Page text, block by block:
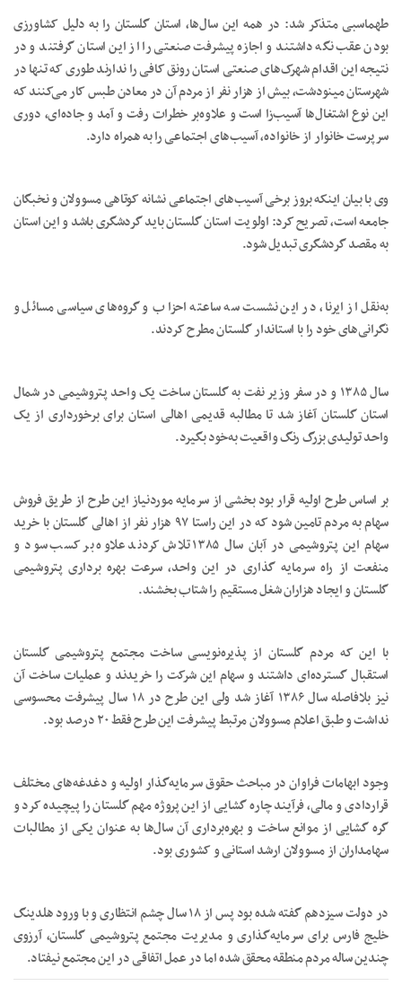
طهماسبی متذکر شد: در همه این سال‌ها، استان گلستان را به دلیل کشاورزی
بودن عقب نگه داشتند و اجازه پیشرفت صنعتی را از این استان گرفتند و در
نتیجه این اقدام شهرک‌های صنعتی استان رونق کافی را ندارند طوری که تنها در
شهرستان مینودشت، بیش از هزار نفر از مردم آن در معادن طبس کار می‌کنند که
این نوع اشتغال‌ها آسیب‌زا است و علاوه‌بر خطرات رفت و آمد و جاده‌ای، دوری
سرپرست خانوار از خانواده، آسیب‌های اجتماعی را به همراه دارد.
وی با بیان اینکه بروز برخی آسیب‌های اجتماعی نشانه کوتاهی مسوولان و نخبگان
جامعه است، تصریح کرد: اولویت استان گلستان باید گردشگری باشد و این استان
به مقصد گردشگری تبدیل شود.
به‌نقل از ایرنا، در این نشست سه ساعته احزاب و گروه‌های سیاسی مسائل و
نگرانی‌های خود را با استاندار گلستان مطرح کردند.
سال ۱۳۸۵ و در سفر وزیر نفت به گلستان ساخت یک واحد پتروشیمی در شمال
استان گلستان آغاز شد تا مطالبه قدیمی اهالی استان برای برخورداری از یک
واحد تولیدی بزرگ رنگ واقعیت به‌خود بگیرد.
بر اساس طرح اولیه قرار بود بخشی از سرمایه موردنیاز این طرح از طریق فروش
سهام به مردم تامین شود که در این راستا ۹۷ هزار نفر از اهالی گلستان با خرید
سهام این پتروشیمی در آبان سال ۱۳۸۵ تلاش کردند علاوه بر کسب سود و
منفعت از راه سرمایه گذاری در این واحد، سرعت بهره برداری پتروشیمی
گلستان و ایجاد هزاران شغل مستقیم را شتاب بخشند.
با این که مردم گلستان از پذیره‌نویسی ساخت مجتمع پتروشیمی گلستان
استقبال گسترده‌ای داشتند و سهام این شرکت را خریدند و عملیات ساخت آن
نیز بلافاصله سال ۱۳۸۶ آغاز شد ولی این طرح در ۱۸ سال پیشرفت محسوسی
نداشت و طبق اعلام مسوولان مرتبط پیشرفت این طرح فقط ۲۰ درصد بود.
وجود ابهامات فراوان در مباحث حقوق سرمایه‌گذار اولیه و دغدغه‌های مختلف
قراردادی و مالی، فرآیند چاره گشایی از این پروژه مهم گلستان را پیچیده کرد و
گره گشایی از موانع ساخت و بهره‌برداری آن سال‌ها به عنوان یکی از مطالبات
سهامداران از مسوولان ارشد استانی و کشوری بود.
در دولت سیزدهم گفته شده بود پس از ۱۸ سال چشم انتظاری و با ورود هلدینگ
خلیج فارس برای سرمایه‌گذاری و مدیریت مجتمع پتروشیمی گلستان، آرزوی
چندین ساله مردم منطقه محقق شده اما در عمل اتفاقی در این مجتمع نیفتاد.